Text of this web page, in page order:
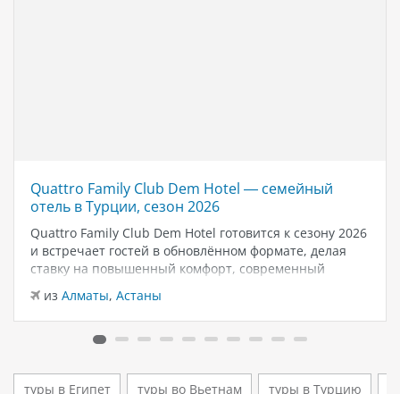
Quattro Family Club Dem Hotel — семейный
отель в Турции, сезон 2026
Quattro Family Club Dem Hotel готовится к сезону 2026
и встречает гостей в обновлённом формате, делая
ставку на повышенный комфорт, современный
дизайн и атмосферу спокойного семейного отдыха у
моря. Отель остаётся популярным выбором для тех,
кто ищет семейный отель в…
из Алматы, Астаны
туры в Египет туры во Вьетнам туры в Турцию